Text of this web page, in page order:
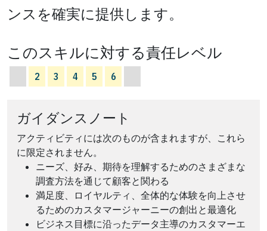
ンスを確実に提供します。
このスキルに対する責任レベル
2 3 4 5 6
ガイダンスノート
アクティビティには次のものが含まれますが、これら
に限定されません。
ニーズ、好み、期待を理解するためのさまざまな
調査方法を通じて顧客と関わる
満足度、ロイヤルティ、全体的な体験を向上させ
るためのカスタマージャーニーの創出と最適化
ビジネス目標に沿ったデータ主導のカスタマーエ